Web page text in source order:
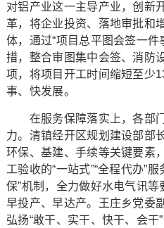
对铝产业这一主导产业，创新
革，将企业投资、落地审批和
体，通过“项目总平图会签一件
措，整合审图集中会签、消防
项，将项目开工时间缩短至少
事、快发展。
在服务保障落实上，各部门
力。清镇经开区规划建设部部
环保、基建、手续等关键要素
工验收的“一站式”“全程代办”
保”机制，全力做好水电气讯等
早投产、早达产。王庄乡党委
弘扬“敢干、实干、快干、会干